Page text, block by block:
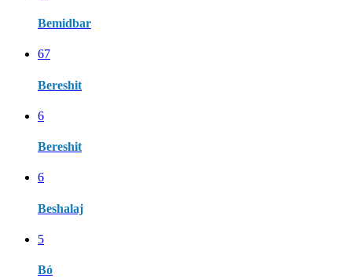
Bemidbar
67
Bereshit
6
Bereshit
6
Beshalaj
5
Bó